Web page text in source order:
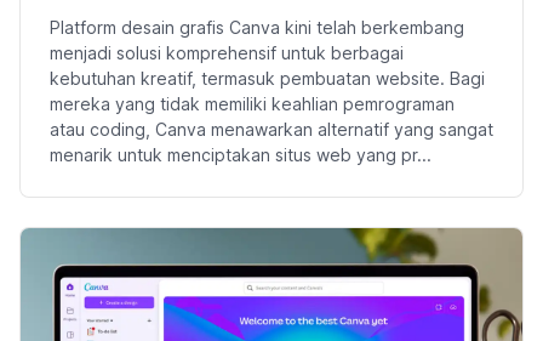
Platform desain grafis Canva kini telah berkembang
menjadi solusi komprehensif untuk berbagai
kebutuhan kreatif, termasuk pembuatan website. Bagi
mereka yang tidak memiliki keahlian pemrograman
atau coding, Canva menawarkan alternatif yang sangat
menarik untuk menciptakan situs web yang pr...